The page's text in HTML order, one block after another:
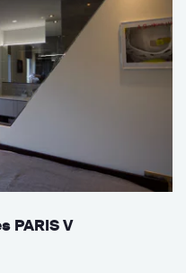
PARIS V